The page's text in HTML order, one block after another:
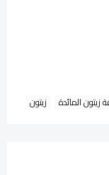
المائدة زيتون